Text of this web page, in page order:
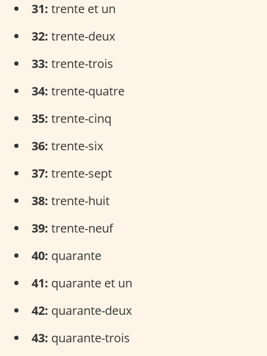
31: trente et un
32: trente-deux
33: trente-trois
34: trente-quatre
35: trente-cinq
36: trente-six
37: trente-sept
38: trente-huit
39: trente-neuf
40: quarante
41: quarante et un
42: quarante-deux
43: quarante-trois